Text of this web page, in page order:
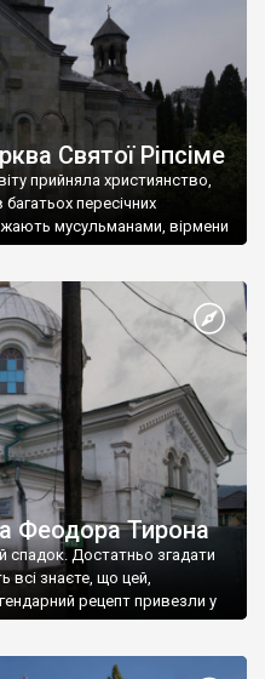
Святої Ріпсіме
прийняла християнство,
пересічних
мусульманами, вірмени
Феодора Тирона
спадок. Достатньо згадати
всі знаєте, що цей,
рецепт привезли у